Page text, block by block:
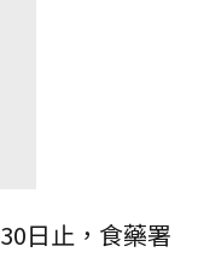
日止，食藥署